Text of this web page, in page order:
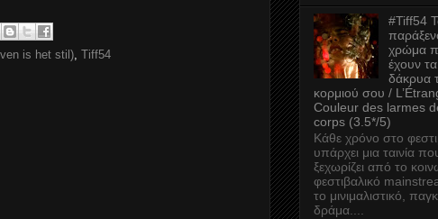
is het stil), Tiff54
#Tiff54
χρώμα
έχουν τα
δάκρυα
κορμιού σου /
Couleur des larmes
corps (3.5*/5)
Κάθε χρόνο στο
υπάρχει μια ταινία
ξεχωρίζει από το
φεστιβαλικό
το μινιμαλιστικό,
δράμα....